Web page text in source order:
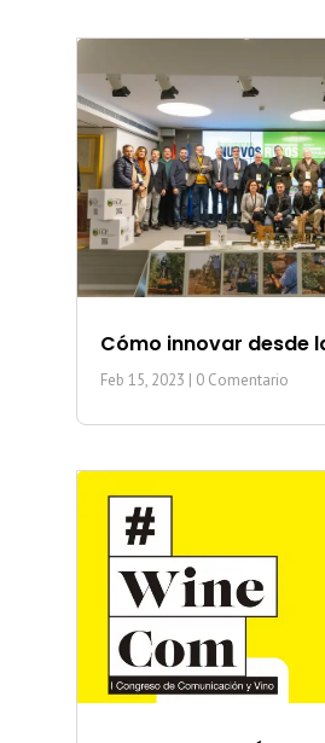
Cómo innovar desde
Feb 15, 2023 | 0 Comentario